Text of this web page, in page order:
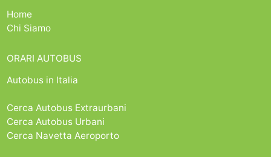
Home
Chi Siamo
ORARI AUTOBUS
Autobus in Italia
Cerca Autobus Extraurbani
Cerca Autobus Urbani
Cerca Navetta Aeroporto